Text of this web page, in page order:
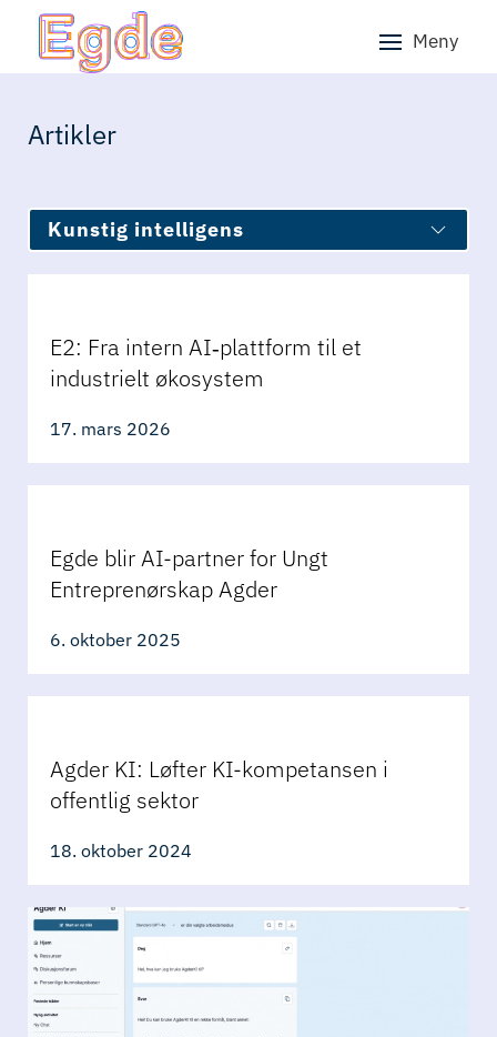
Skip to main content Meny
Artikler
Kunstig intelligens
E2: Fra intern AI‑plattform til et
industrielt økosystem
17. mars 2026
Egde blir AI-partner for Ungt
Entreprenørskap Agder
6. oktober 2025
Agder KI: Løfter KI-kompetansen i
offentlig sektor
18. oktober 2024